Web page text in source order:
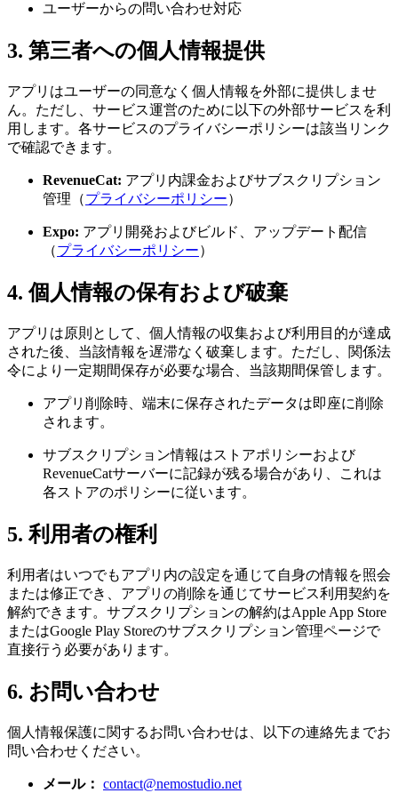
ユーザーからの問い合わせ対応
3. 第三者への個人情報提供
アプリはユーザーの同意なく個人情報を外部に提供しませ
ん。ただし、サービス運営のために以下の外部サービスを利
用します。各サービスのプライバシーポリシーは該当リンク
で確認できます。
RevenueCat: アプリ内課金およびサブスクリプション
管理（プライバシーポリシー）
Expo: アプリ開発およびビルド、アップデート配信
（プライバシーポリシー）
4. 個人情報の保有および破棄
アプリは原則として、個人情報の収集および利用目的が達成
された後、当該情報を遅滞なく破棄します。ただし、関係法
令により一定期間保存が必要な場合、当該期間保管します。
アプリ削除時、端末に保存されたデータは即座に削除
されます。
サブスクリプション情報はストアポリシーおよび
RevenueCatサーバーに記録が残る場合があり、これは
各ストアのポリシーに従います。
5. 利用者の権利
利用者はいつでもアプリ内の設定を通じて自身の情報を照会
または修正でき、アプリの削除を通じてサービス利用契約を
解約できます。サブスクリプションの解約はApple App Store
またはGoogle Play Storeのサブスクリプション管理ページで
直接行う必要があります。
6. お問い合わせ
個人情報保護に関するお問い合わせは、以下の連絡先までお
問い合わせください。
メール： contact@nemostudio.net